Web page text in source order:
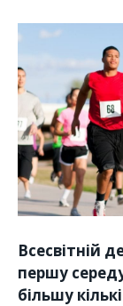
Всесвітній
першу
більшу